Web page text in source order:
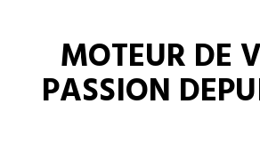
MOTEUR DE
PASSION